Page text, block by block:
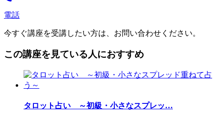
電話
今すぐ講座を受講したい方は、お問い合わせください。
この講座を見ている人におすすめ
タロット占い ～初級・小さなスプレッ…